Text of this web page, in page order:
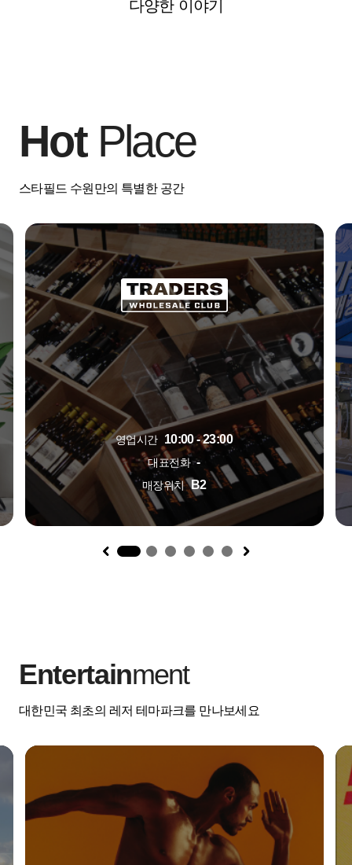
다양한 이야기
HotPlace
스타필드 수원만의 특별한 공간
영업시간 10:00 - 23:00
대표전화 -
매장위치 B2
1
Entertainment
대한민국 최초의 레저 테마파크를 만나보세요